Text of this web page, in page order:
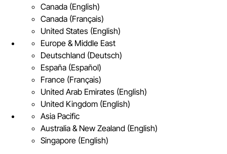
Canada (English)
Canada (Français)
United States (English)
Europe & Middle East
Deutschland (Deutsch)
España (Español)
France (Français)
United Arab Emirates (English)
United Kingdom (English)
Asia Pacific
Australia & New Zealand (English)
Singapore (English)